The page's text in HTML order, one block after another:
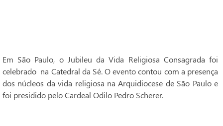
Em São Paulo, o Jubileu da Vida Religiosa Consagrada foi
celebrado na Catedral da Sé. O evento contou com a presença
dos núcleos da vida religiosa na Arquidiocese de São Paulo e
foi presidido pelo Cardeal Odilo Pedro Scherer.